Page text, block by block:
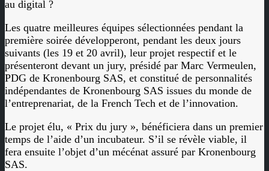
au digital ?
Les quatre meilleures équipes sélectionnées pendant la
première soirée développeront, pendant les deux jours
suivants (les 19 et 20 avril), leur projet respectif et le
présenteront devant un jury, présidé par Marc Vermeulen,
PDG de Kronenbourg SAS, et constitué de personnalités
indépendantes de Kronenbourg SAS issues du monde de
l’entreprenariat, de la French Tech et de l’innovation.
Le projet élu, « Prix du jury », bénéficiera dans un premier
temps de l’aide d’un incubateur. S’il se révèle viable, il
fera ensuite l’objet d’un mécénat assuré par Kronenbourg
SAS.